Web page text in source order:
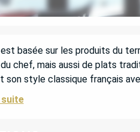
basée sur les produits du
chef, mais aussi de plats
son style classique français
suite